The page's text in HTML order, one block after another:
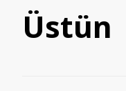
Üstün